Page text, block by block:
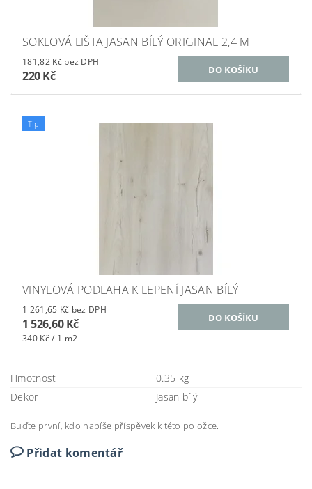
SOKLOVÁ LIŠTA JASAN BÍLÝ ORIGINAL 2,4 M
181,82 Kč bez DPH
220 Kč
Tip
VINYLOVÁ PODLAHA K LEPENÍ JASAN BÍLÝ
1 261,65 Kč bez DPH
1 526,60 Kč
340 Kč / 1 m2
Hmotnost
0.35 kg
Dekor
Jasan bílý
Buďte první, kdo napíše příspěvek k této položce.
Přidat komentář